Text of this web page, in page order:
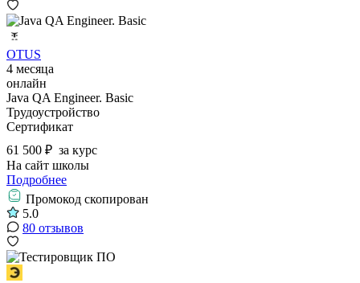
OTUS
4 месяца
онлайн
Java QA Engineer. Basic
Трудоустройство
Сертификат
61 500 ₽ за курс
На сайт школы
Подробнее
Промокод скопирован
5.0
80 отзывов